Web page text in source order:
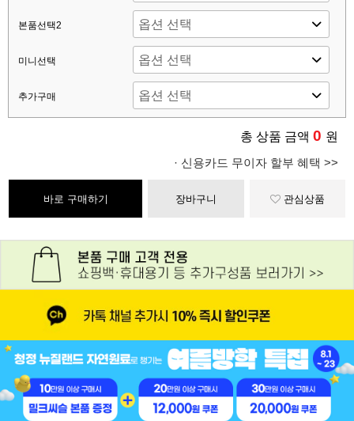
본품선택2
미니선택
추가구매
총 상품 금액 0 원
· 신용카드 무이자 할부 혜택 >>
바로 구매하기 장바구니 관심상품